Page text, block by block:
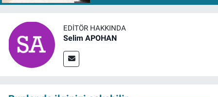
EDITÖR HAKKINDA
Selim APOHAN